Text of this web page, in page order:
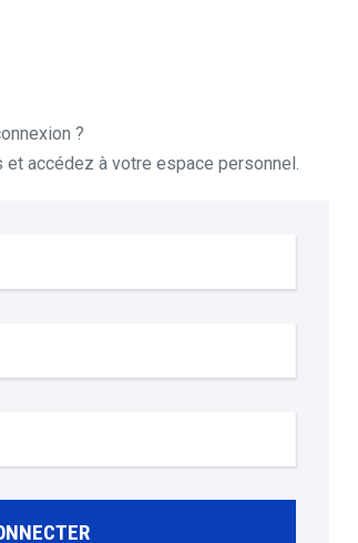
?
accédez à votre espace personnel.